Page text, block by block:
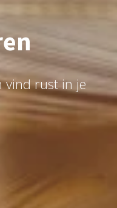
vind rust in je